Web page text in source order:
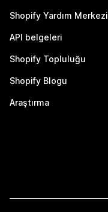
Shopify Yardım Merkezi
API belgeleri
Shopify Topluluğu
Shopify Blogu
Araştırma